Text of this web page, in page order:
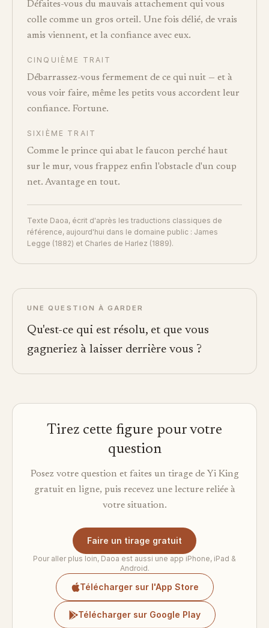
Défaites-vous du mauvais attachement qui vous
colle comme un gros orteil. Une fois délié, de vrais
amis viennent, et la confiance avec eux.
CINQUIÈME TRAIT
Débarrassez-vous fermement de ce qui nuit — et à
vous voir faire, même les petits vous accordent leur
confiance. Fortune.
SIXIÈME TRAIT
Comme le prince qui abat le faucon perché haut
sur le mur, vous frappez enfin l'obstacle d'un coup
net. Avantage en tout.
Texte Daoa, écrit d'après les traductions classiques de
référence, aujourd'hui dans le domaine public : James
Legge (1882) et Charles de Harlez (1889).
UNE QUESTION À GARDER
Qu'est-ce qui est résolu, et que vous
gagneriez à laisser derrière vous ?
Tirez cette figure pour votre
question
Posez votre question et faites un tirage de Yi King
gratuit en ligne, puis recevez une lecture reliée à
votre situation.
Faire un tirage gratuit
Pour aller plus loin, Daoa est aussi une app iPhone, iPad &
Android.
Télécharger sur l'App Store
Télécharger sur Google Play